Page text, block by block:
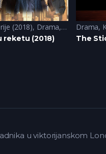
(2018), Drama, Komedija
reketu (2018)
Drama,
The
u viktorijanskom